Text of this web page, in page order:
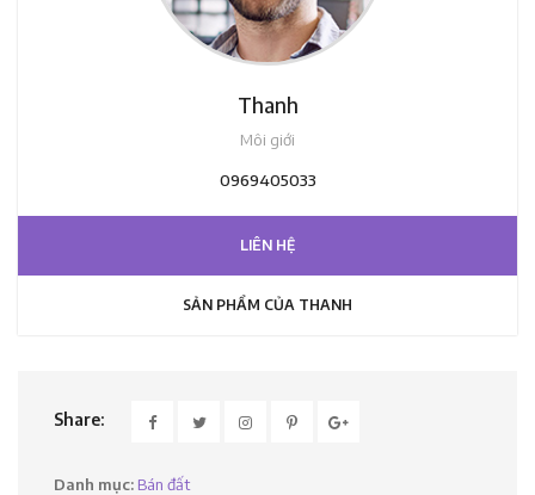
Thanh
Môi giới
0969405033
LIÊN HỆ
SẢN PHẨM CỦA THANH
Share:
Danh mục: Bán đất